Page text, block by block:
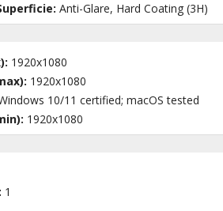
Anti-Glare, Hard Coating (3H)
1920x1080
1920x1080
10/11 certified; macOS tested
1920x1080
1